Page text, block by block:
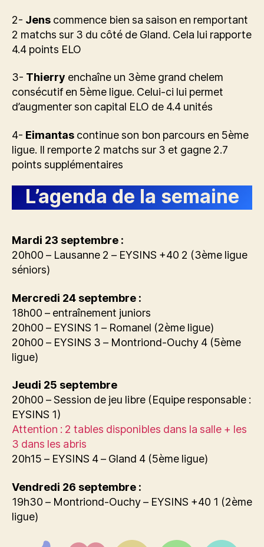
2- Jens commence bien sa saison en remportant
2 matchs sur 3 du côté de Gland. Cela lui rapporte
4.4 points ELO
3- Thierry enchaîne un 3ème grand chelem
consécutif en 5ème ligue. Celui-ci lui permet
d’augmenter son capital ELO de 4.4 unités
4- Eimantas continue son bon parcours en 5ème
ligue. Il remporte 2 matchs sur 3 et gagne 2.7
points supplémentaires
L’agenda de la semaine
Mardi 23 septembre :
20h00 – Lausanne 2 – EYSINS +40 2 (3ème ligue
séniors)
Mercredi 24 septembre :
18h00 – entraînement juniors
20h00 – EYSINS 1 – Romanel (2ème ligue)
20h00 – EYSINS 3 – Montriond-Ouchy 4 (5ème
ligue)
Jeudi 25 septembre
20h00 – Session de jeu libre (Equipe responsable :
EYSINS 1)
Attention : 2 tables disponibles dans la salle + les
3 dans les abris
20h15 – EYSINS 4 – Gland 4 (5ème ligue)
Vendredi 26 septembre :
19h30 – Montriond-Ouchy – EYSINS +40 1 (2ème
ligue)